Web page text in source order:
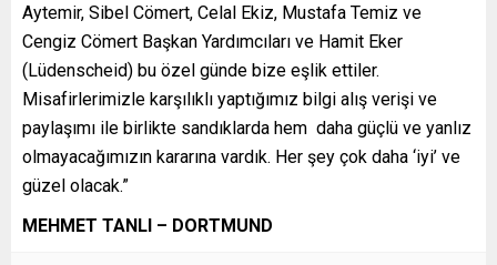
Aytemir, Sibel Cömert, Celal Ekiz, Mustafa Temiz ve
Cengiz Cömert Başkan Yardımcıları ve Hamit Eker
(Lüdenscheid) bu özel günde bize eşlik ettiler.
Misafirlerimizle karşılıklı yaptığımız bilgi alış verişi ve
paylaşımı ile birlikte sandıklarda hem daha güçlü ve yanlız
olmayacağımızın kararına vardık. Her şey çok daha ‘iyi’ ve
güzel olacak.”
MEHMET TANLI – DORTMUND